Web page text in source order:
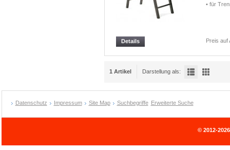
• für
Preis auf
Details
1 Artikel Darstellung als:
Datenschutz Impressum Site Map Suchbegriffe Erweiterte Suche
© 2012-